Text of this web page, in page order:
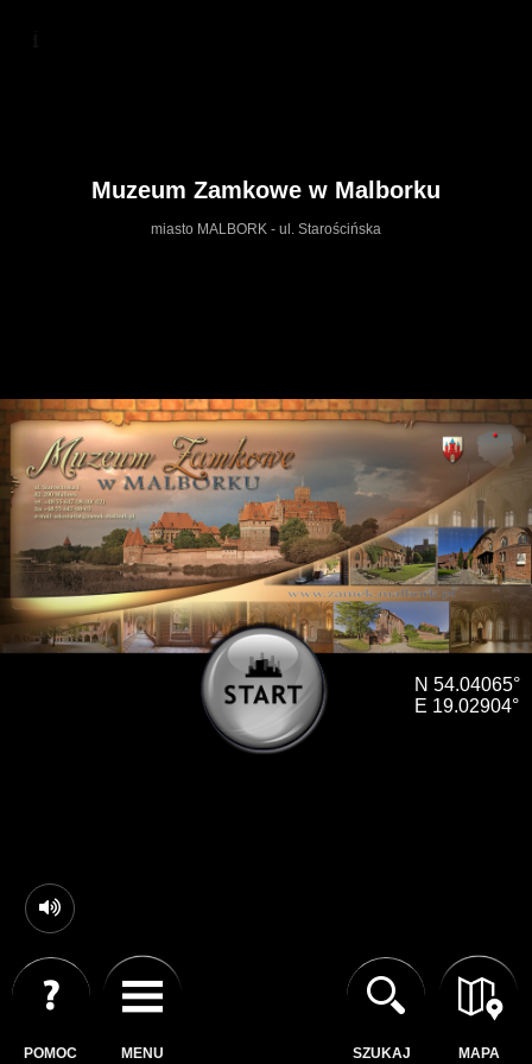
Mapa serwisu
N 54.04065°
E 19.02904°
Muzeum Zamkowe w Malborku
miasto MALBORK - ul. Starościńska
MENU MAPA
POMOC SZUKAJ